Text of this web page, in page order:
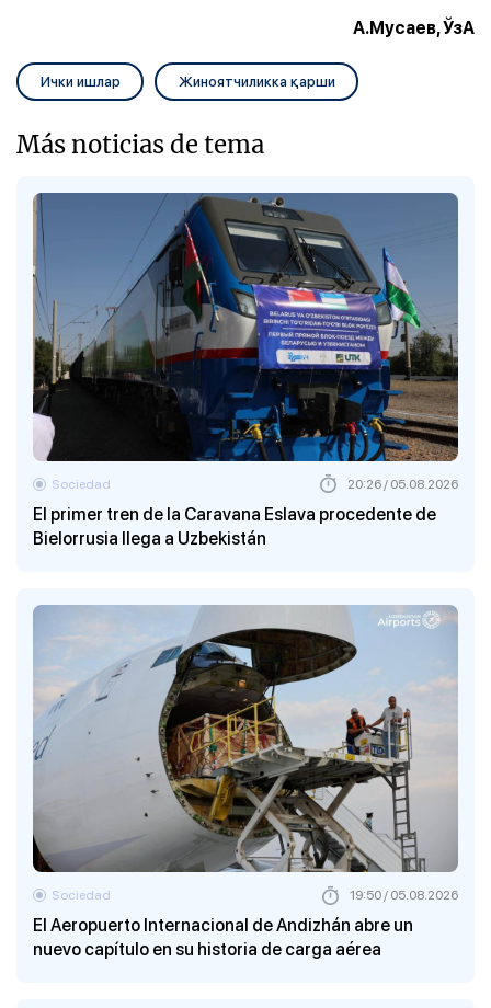
А.Мусаев, ЎзА
Ички ишлар Жиноятчиликка қарши
Más noticias de tema
El primer tren de la Caravana Eslava procedente de
Bielorrusia llega a Uzbekistán
Sociedad 20:26 / 05.08.2026
El Aeropuerto Internacional de Andizhán abre un
nuevo capítulo en su historia de carga aérea
Sociedad 19:50 / 05.08.2026